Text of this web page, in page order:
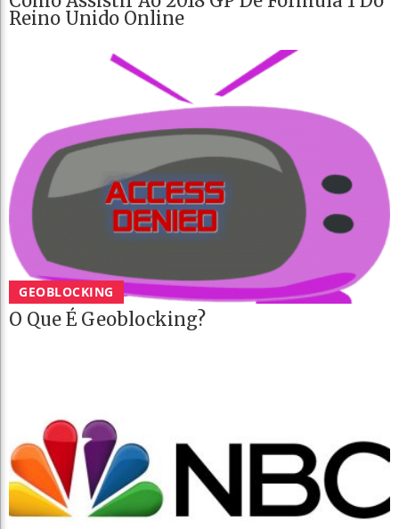
Reino Unido Online
GEOBLOCKING
O Que É Geoblocking?